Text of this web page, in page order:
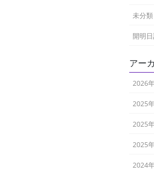
未分類
開明
アー
2026
2025
2025
2025
2024